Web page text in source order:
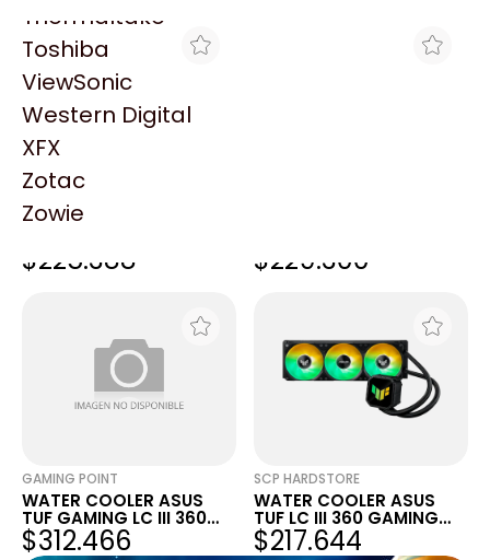
Thermaltake
Toshiba
ViewSonic
Western Digital
XFX
Zotac
Zowie
WATER COOLER ASUS
$225.388 $229.300
GAMING POINT
WATER COOLER ASUS
TUF GAMING LC III 360
ARGB LCD
$312.466
SCP HARDSTORE
WATER COOLER ASUS
TUF LC III 360 GAMING
ARGB 360MM
$217.644